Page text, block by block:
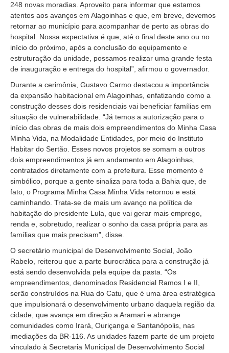
248 novas moradias. Aproveito para informar que estamos
atentos aos avanços em Alagoinhas e que, em breve, devemos
retornar ao município para acompanhar de perto as obras do
hospital. Nossa expectativa é que, até o final deste ano ou no
início do próximo, após a conclusão do equipamento e
estruturação da unidade, possamos realizar uma grande festa
de inauguração e entrega do hospital”, afirmou o governador.
Durante a cerimônia, Gustavo Carmo destacou a importância
da expansão habitacional em Alagoinhas, enfatizando como a
construção desses dois residenciais vai beneficiar famílias em
situação de vulnerabilidade. “Já temos a autorização para o
início das obras de mais dois empreendimentos do Minha Casa
Minha Vida, na Modalidade Entidades, por meio do Instituto
Habitar do Sertão. Esses novos projetos se somam a outros
dois empreendimentos já em andamento em Alagoinhas,
contratados diretamente com a prefeitura. Esse momento é
simbólico, porque a gente sinaliza para toda a Bahia que, de
fato, o Programa Minha Casa Minha Vida retornou e está
caminhando. Trata-se de mais um avanço na política de
habitação do presidente Lula, que vai gerar mais emprego,
renda e, sobretudo, realizar o sonho da casa própria para as
famílias que mais precisam”, disse.
O secretário municipal de Desenvolvimento Social, João
Rabelo, reiterou que a parte burocrática para a construção já
está sendo desenvolvida pela equipe da pasta. “Os
empreendimentos, denominados Residencial Ramos I e II,
serão construídos na Rua do Catu, que é uma área estratégica
que impulsionará o desenvolvimento urbano daquela região da
cidade, que avança em direção a Aramari e abrange
comunidades como Irará, Ouriçanga e Santanópolis, nas
imediações da BR-116. As unidades fazem parte de um projeto
vinculado à Secretaria Municipal de Desenvolvimento Social